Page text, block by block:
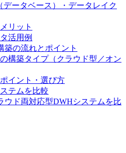
ータベース）・データレイク
リット
活用例
築の流れとポイント
構築タイプ（クラウド型／オン
イント・選び方
テムを比較
ウド両対応型DWHシステムを比